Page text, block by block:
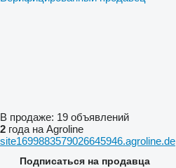
В продаже: 19 объявлений
2 года на Agroline
site1699883579026645946.agroline.de
Подписаться на продавца